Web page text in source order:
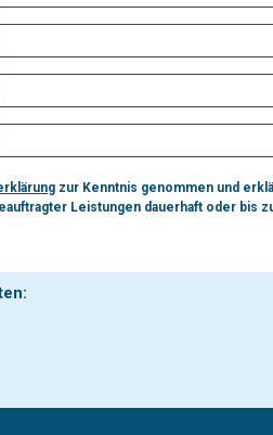
zur Kenntnis genommen und
Leistungen dauerhaft oder bis